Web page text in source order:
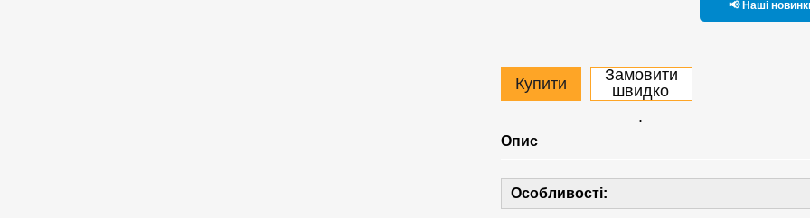
📢 Наші
Купити
Замовити
швидко
.
Опис
Особливості: